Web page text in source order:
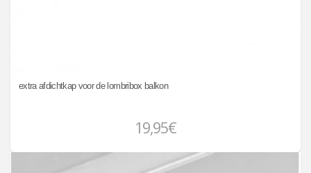
extra afdichtkap voor de lombribox balkon
19,95€